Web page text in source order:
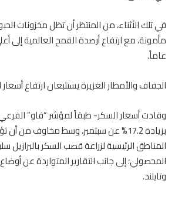
في تلك الأثناء، من المنتظر أن تظل مخزونات
عاماً.
الجفاف والأمطار الغزيرة يستتبعان ارتفاع
وقادت أسعار السكر- طبقاً لمؤشر “فاو”
بزيادة 17.2% عن سبتمبر، وسط مخاوف من
المناطق الرئيسية لزراعة قصب السكر بالبرازيل
المحصولي؛ إلى جانب التقارير المتواردة عن
وتايلند.